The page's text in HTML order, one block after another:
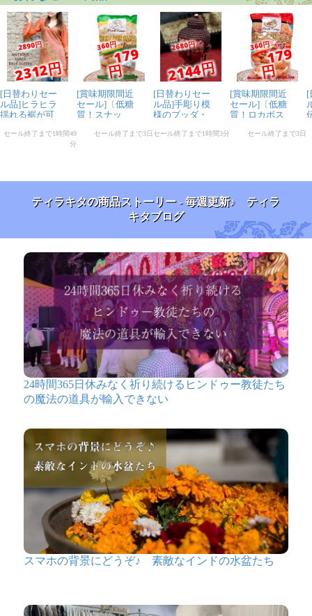
ティラキタの商品ストーリー - 毎週更新♪ ティラ
キタブログ
24時間365日休みなく祈り続けるヒンドゥー教徒たち
の魔法の道具が輸入できない
スマホの背景にどうぞ♪ 素敵なインドの水盆たち